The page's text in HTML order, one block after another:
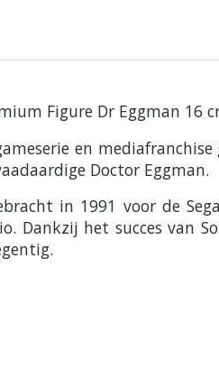
Figure Dr Eggman 16
en
Doctor Eggman.
in 1991 voor de
Dankzij het succes van